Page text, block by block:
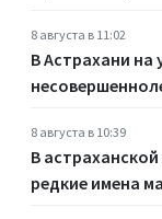
8 августа в 11:02
В Астрахани на
8 августа в 10:39
В
редкие имена